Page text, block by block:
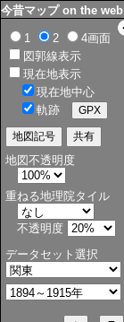
>
今昔マップ on the web
1 2
4画面
図郭線表示
現在地表示
現在地中心
軌跡
地図不透明度
重ねる地理院タイル
不透明度
データセット選択